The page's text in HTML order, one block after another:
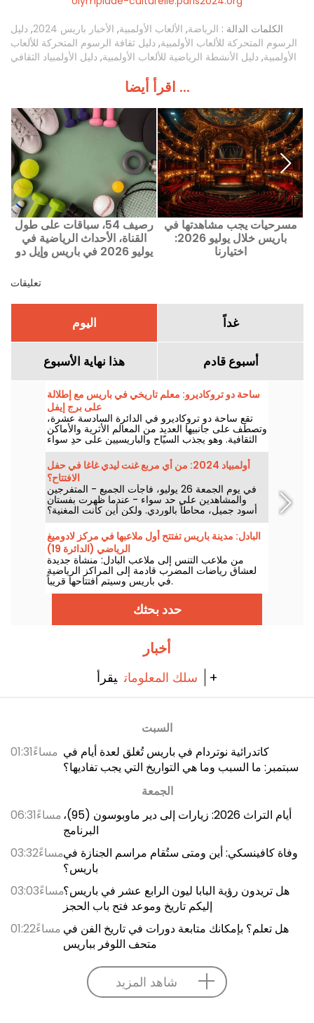
الكلمات الدالة : الرياضة, الألعاب الأولمبية, الأخبار باريس 2024 , دليل
الرسوم المتحركة للألعاب الأولمبية, دليل ثقافة الرسوم المتحركة للألعاب
الأولمبية, دليل الأنشطة الرياضية للألعاب الأولمبية, دليل الأولمبياد الثقافي
اقرأ أيضا ...
رصيف 54، سباقات على طول
القناة، الأحداث الرياضية في
يوليو 2026 في باريس وإيل دو
مسرحيات يجب مشاهدتها في
باريس خلال يوليو 2026:
اختيارنا
تعليقات
اليوم غداً
هذا نهاية الأسبوع أسبوع قادم
ساحة دو تروكاديرو: معلم تاريخي في باريس مع إطلالة
على برج إيفل
تقع ساحة دو تروكاديرو في الدائرة السادسة عشرة،
وتصطف على جانبيها العديد من المعالم الأثرية والأماكن
الثقافية. وهو يجذب السيّاح والباريسيين على حدٍ سواء
بفضل إطلالته التي لا تُضاهى على برج إيفل.
أولمبياد 2024: من أي مربع غنت ليدي غاغا في حفل
الافتتاح؟
في يوم الجمعة 26 يوليو، فاجأت الجميع - المتفرجين
والمشاهدين على حد سواء - عندما ظهرت بفستان
أسود جميل، محاطاً بالوردي. ولكن أين كانت المغنية؟
هل المكان مفتوح للجمهور؟
البادل: مدينة باريس تفتتح أول ملاعبها في مركز لادوميغ
الرياضي (الدائرة 19)
من ملاعب التنس إلى ملاعب البادل: منشأة جديدة
لعشاق رياضات المضرب قادمة إلى المراكز الرياضية
في باريس وسيتم افتتاحها قريباً.
حدد بحثك
أخبار
سلك المعلومات يقرأ +
السبت
01:31مساءً كاتدرائية نوتردام في باريس تُغلق لعدة أيام في
سبتمبر: ما السبب وما هي التواريخ التي يجب تفاديها؟
الجمعة
06:31مساءًأيام التراث 2026: زيارات إلى دير ماوبوسون (95)،
البرنامج
03:32مساءًوفاة كافينسكي: أين ومتى ستُقام مراسم الجنازة في
باريس؟
03:03مساءًهل تريدون رؤية البابا ليون الرابع عشر في باريس؟
إليكم تاريخ وموعد فتح باب الحجز
01:22مساءً هل تعلم؟ بإمكانك متابعة دورات في تاريخ الفن في
متحف اللوفر بباريس
شاهد المزيد